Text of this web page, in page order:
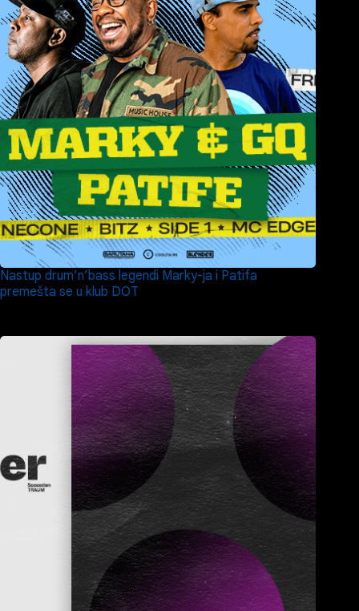
Nastup drum’n’bass legendi Marky-ja i Patifa
premešta se u klub DOT